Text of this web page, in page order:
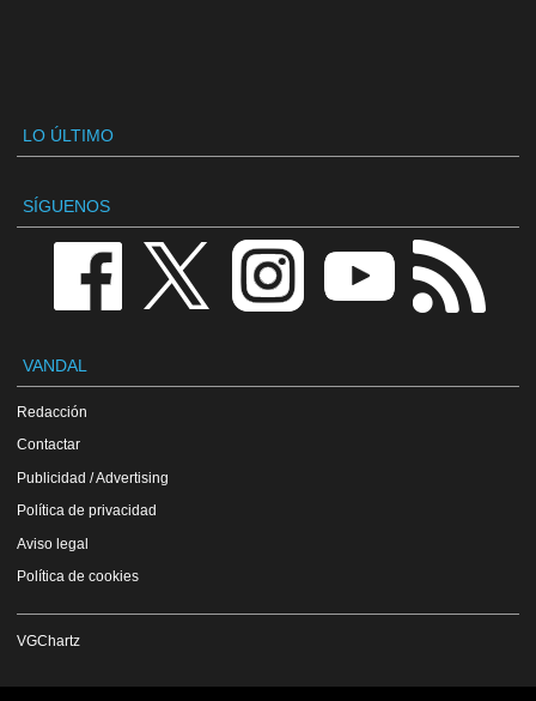
LO ÚLTIMO
SÍGUENOS
VANDAL
Redacción
Contactar
Publicidad / Advertising
Política de privacidad
Aviso legal
Política de cookies
VGChartz